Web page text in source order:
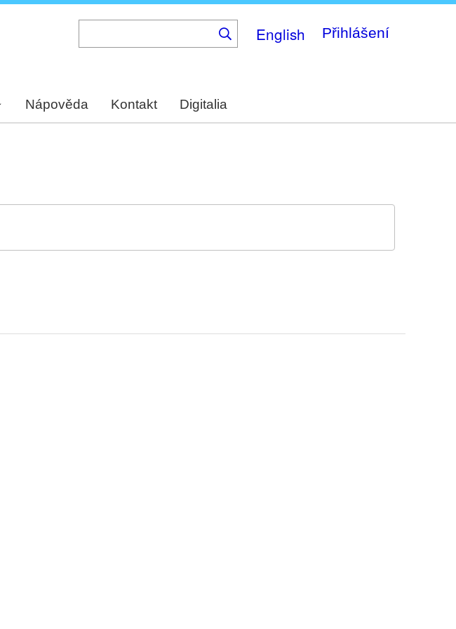
English Přihlášení
Nápověda Kontakt Digitalia